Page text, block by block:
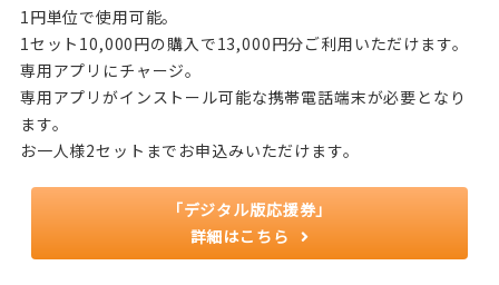
1円単位で使用可能。
1セット10,000円の購入で13,000円分ご利用いただけます。
専用アプリにチャージ。
専用アプリがインストール可能な携帯電話端末が必要となり
ます。
お一人様2セットまでお申込みいただけます。
「デジタル版応援券」
詳細はこちら